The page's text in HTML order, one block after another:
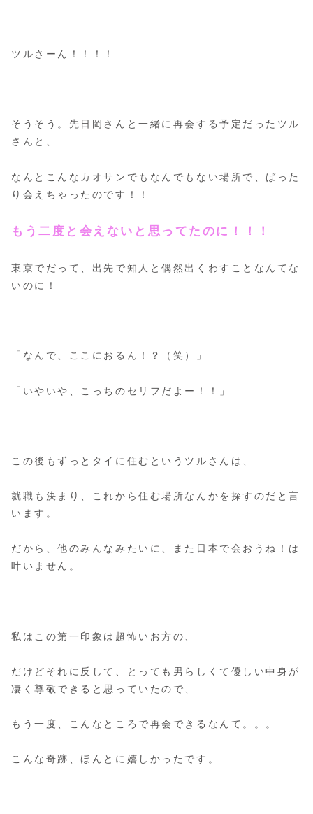
ツルさーん！！！！
そうそう。先日岡さんと一緒に再会する予定だったツル
さんと、
なんとこんなカオサンでもなんでもない場所で、ばった
り会えちゃったのです！！
もう二度と会えないと思ってたのに！！！
東京でだって、出先で知人と偶然出くわすことなんてな
いのに！
「なんで、ここにおるん！？（笑）」
「いやいや、こっちのセリフだよー！！」
この後もずっとタイに住むというツルさんは、
就職も決まり、これから住む場所なんかを探すのだと言
います。
だから、他のみんなみたいに、また日本で会おうね！は
叶いません。
私はこの第一印象は超怖いお方の、
だけどそれに反して、とっても男らしくて優しい中身が
凄く尊敬できると思っていたので、
もう一度、こんなところで再会できるなんて。。。
こんな奇跡、ほんとに嬉しかったです。